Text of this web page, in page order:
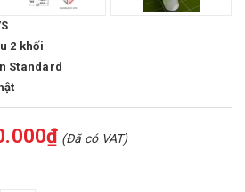
2 khối
Standard
(Đã có VAT)